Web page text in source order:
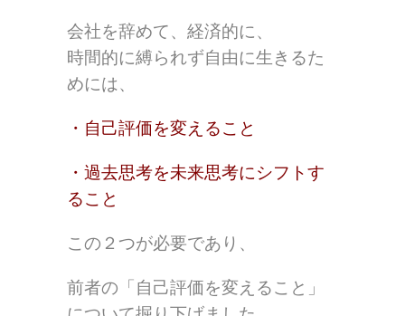
会社を辞めて、経済的に、
時間的に縛られず自由に生きるた
めには、
・自己評価を変えること
・過去思考を未来思考にシフトす
ること
この２つが必要であり、
前者の「自己評価を変えること」